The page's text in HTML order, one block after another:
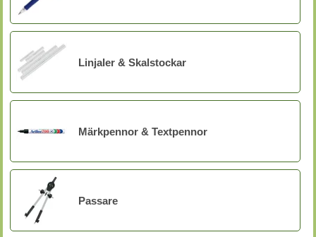
Linjaler & Skalstockar
Märkpennor & Textpennor
Passare